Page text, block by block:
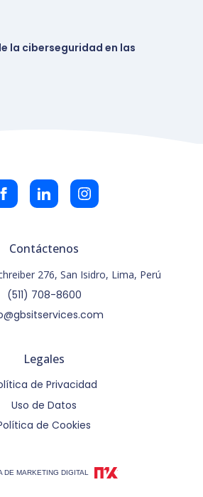
la ciberseguridad en las
Contáctenos
276, San Isidro, Lima, Perú
(511) 708-8600
Legales
de Privacidad
Uso de Datos
de Cookies
DE MARKETING DIGITAL